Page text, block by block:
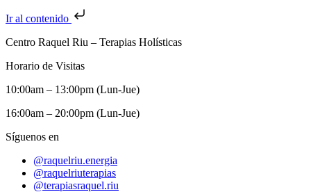
Ir al contenido
Centro Raquel Riu – Terapias Holísticas
Horario de Visitas
10:00am – 13:00pm (Lun-Jue)
16:00am – 20:00pm (Lun-Jue)
Síguenos en
@raquelriu.energia
@raquelriuterapias
@terapiasraquel.riu